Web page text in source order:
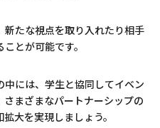
たな視点を取り入れたり相手
とが可能です。
には、学生と協同してイベン
さまざまなパートナーシップの
大を実現しましょう。